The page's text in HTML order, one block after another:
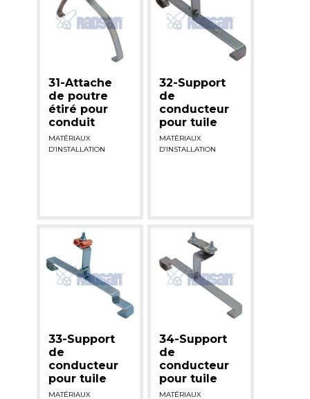
31-Attache
de poutre
étiré pour
conduit
MATÉRIAUX
D’INSTALLATION
32-Support
de
conducteur
pour tuile
MATÉRIAUX
D’INSTALLATION
33-Support
de
conducteur
pour tuile
MATÉRIAUX
34-Support
de
conducteur
pour tuile
MATÉRIAUX